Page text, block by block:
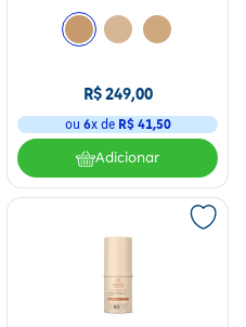
R$249,00
ou 6x de R$ 41,50
Adicionar